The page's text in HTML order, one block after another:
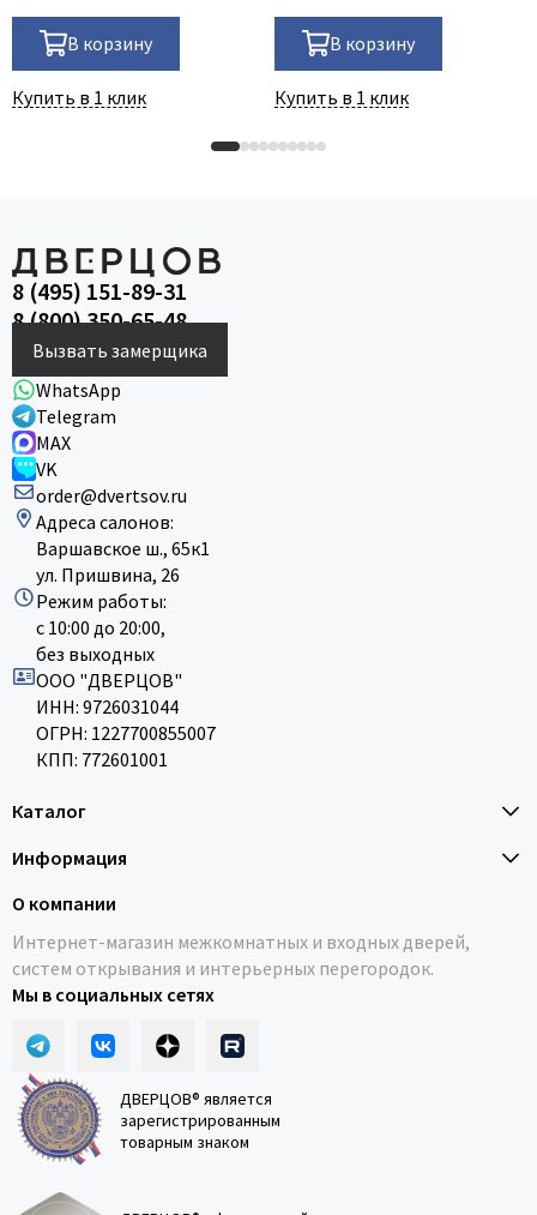
В корзину
Купить в 1 клик
В корзину
Купить в 1 клик
8 (495) 151-89-31
8 (800) 350-65-48
Вызвать замерщика
WhatsApp
Telegram
MAX
VK
order@dvertsov.ru
Адреса салонов:
Варшавское ш., 65к1
ул. Пришвина, 26
Режим работы:
с 10:00 до 20:00,
без выходных
ООО "ДВЕРЦОВ"
ИНН: 9726031044
ОГРН: 1227700855007
КПП: 772601001
Каталог
Информация
О компании
Интернет-магазин межкомнатных и входных дверей,
систем открывания и интерьерных перегородок.
Мы в социальных сетях
ДВЕРЦОВ® является
зарегистрированным
товарным знаком